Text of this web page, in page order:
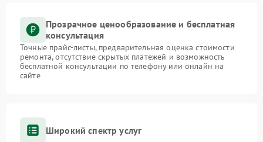
Прозрачное ценообразование и бесплатная
консультация
Точные прайс-листы, предварительная оценка стоимости
ремонта, отсутствие скрытых платежей и возможность
бесплатной консультации по телефону или онлайн на
сайте
Широкий спектр услуг